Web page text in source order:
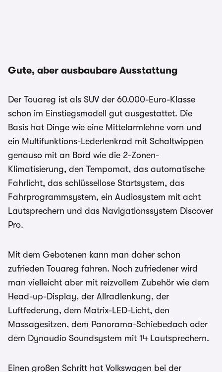
Gute, aber ausbaubare Ausstattung
Der Touareg ist als SUV der 60.000-Euro-Klasse
schon im Einstiegsmodell gut ausgestattet. Die
Basis hat Dinge wie eine Mittelarmlehne vorn und
ein Multifunktions-Lederlenkrad mit Schaltwippen
genauso mit an Bord wie die 2-Zonen-
Klimatisierung, den Tempomat, das automatische
Fahrlicht, das schlüssellose Startsystem, das
Fahrprogrammsystem, ein Audiosystem mit acht
Lautsprechern und das Navigationssystem Discover
Pro.
Mit dem Gebotenen kann man daher schon
zufrieden Touareg fahren. Noch zufriedener wird
man vielleicht aber mit reizvollem Zubehör wie dem
Head-up-Display, der Allradlenkung, der
Luftfederung, dem Matrix-LED-Licht, den
Massagesitzen, dem Panorama-Schiebedach oder
dem Dynaudio Soundsystem mit 14 Lautsprechern.
Einen großen Schritt hat Volkswagen bei der